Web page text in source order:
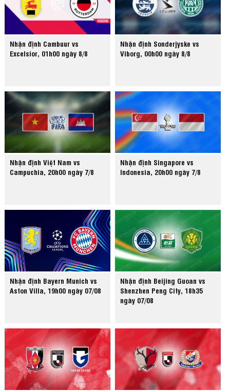
Nhận định Cambuur vs
Excelsior, 01h00 ngày 8/8
Nhận định Sonderjyske vs
Viborg, 00h00 ngày 8/8
Nhận định Việt Nam vs
Campuchia, 20h00 ngày 7/8
Nhận định Singapore vs
Indonesia, 20h00 ngày 7/8
Nhận định Bayern Munich vs
Aston Villa, 19h00 ngày 07/08
Nhận định Beijing Guoan vs
Shenzhen Peng City, 18h35
ngày 07/08